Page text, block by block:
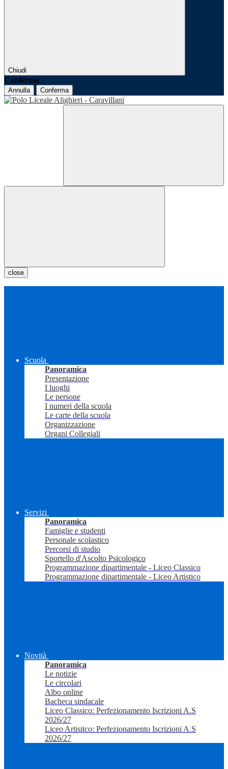
Chiudi
Conferma
Annulla Conferma
close
Scuola
Panoramica
Presentazione
I luoghi
Le persone
I numeri della scuola
Le carte della scuola
Organizzazione
Organi Collegiali
Servizi
Panoramica
Famiglie e studenti
Personale scolastico
Percorsi di studio
Sportello d'Ascolto Psicologico
Programmazione dipartimentale - Liceo Classico
Programmazione dipartimentale - Liceo Artistico
Novità
Panoramica
Le notizie
Le circolari
Albo online
Bacheca sindacale
Liceo Classico: Perfezionamento Iscrizioni A.S
2026/27
Liceo Artisitco: Perfezionamento Iscrizioni A.S
2026/27